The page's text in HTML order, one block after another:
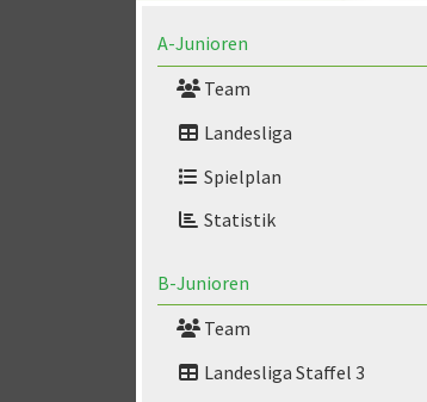
A-Junioren
Team
Landesliga
Spielplan
Statistik
B-Junioren
Team
Landesliga Staffel 3